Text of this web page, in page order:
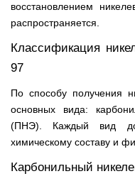
восстановлением
распространяется.
Классификация
97
По способу получения
основных вида:
(ПНЭ). Каждый вид
химическому составу и
Карбонильный